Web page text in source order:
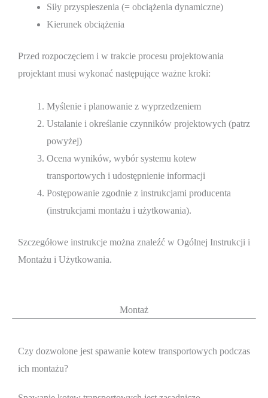
Siły przyspieszenia (= obciążenia dynamiczne)
Kierunek obciążenia
Przed rozpoczęciem i w trakcie procesu projektowania
projektant musi wykonać następujące ważne kroki:
Myślenie i planowanie z wyprzedzeniem
Ustalanie i określanie czynników projektowych (patrz
powyżej)
Ocena wyników, wybór systemu kotew
transportowych i udostępnienie informacji
Postępowanie zgodnie z instrukcjami producenta
(instrukcjami montażu i użytkowania).
Szczegółowe instrukcje można znaleźć w Ogólnej Instrukcji i
Montażu i Użytkowania.
Montaż
Czy dozwolone jest spawanie kotew transportowych podczas
ich montażu?